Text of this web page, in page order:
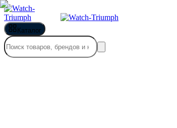
Каталог